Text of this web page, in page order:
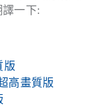
一下:
版
高畫質版